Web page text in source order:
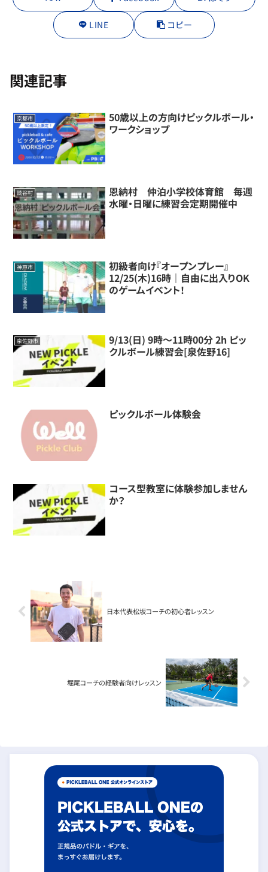
LINE コピー
関連記事
京都市
50歳以上の方向けピックルボール・
ワークショップ
読谷村
恩納村 仲泊小学校体育館 毎週
水曜・日曜に練習会定期開催中
神戸市
初級者向け『オープンプレー』
12/25(木)16時｜自由に出入りOK
のゲームイベント！
泉佐野市
9/13(日) 9時～11時00分 2h ピッ
クルボール練習会[泉佐野16]
ピックルボール体験会
コース型教室に体験参加しません
か？
日本代表松坂コーチの初心者レッスン
堀尾コーチの経験者向けレッスン